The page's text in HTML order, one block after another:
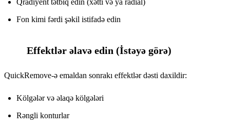
Fon kimi fərdi şəkil istifadə edin
Effektlər əlavə edin (İstəyə görə)
QuickRemove-ə emaldan sonrakı effektlər dəsti daxildir:
Kölgələr və əlaqə kölgələri
Rəngli konturlar